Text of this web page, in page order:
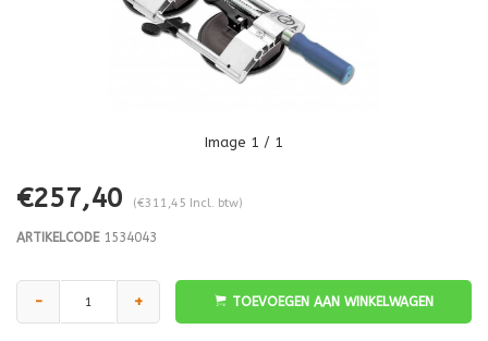
Image 1 / 1
€257,40 (€311,45 Incl. btw)
ARTIKELCODE1534043
- + TOEVOEGEN AAN WINKELWAGEN